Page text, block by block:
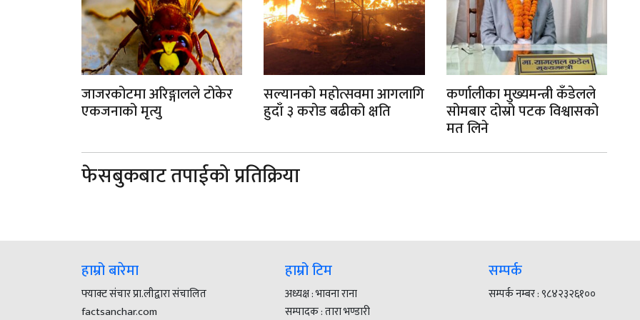
जाजरकोटमा अरिङ्गालले टोकेर
एकजनाको मृत्यु
सल्यानको महोत्सवमा आगलागि
हुदाँ ३ करोड बढीको क्षति
कर्णालीका मुख्यमन्त्री कँडेलले
सोमबार दोस्रो पटक विश्वासको
मत लिने
फेसबुकबाट तपाईको प्रतिक्रिया
हाम्रो बारेमा
फ्याक्ट संचार प्रा.लीद्वारा संचालित
factsanchar.com
हाम्रो टिम
अध्यक्ष : भावना राना
सम्पादक : तारा भण्डारी
सम्पर्क
सम्पर्क नम्बर : ९८४२३२६१००